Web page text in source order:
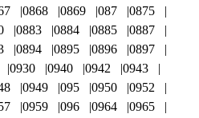
0868 0869 087
0875
0883 0884 0885
0887
0894 0895 0896
0897
0930 0940 0942
0943
0949 095 0950
0952
0959 096 0964
0965